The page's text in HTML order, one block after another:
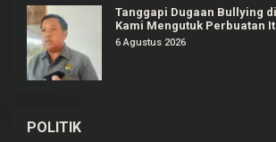
Tanggapi Dugaan Bullying di
Kami Mengutuk Perbuatan
6 Agustus 2026
POLITIK